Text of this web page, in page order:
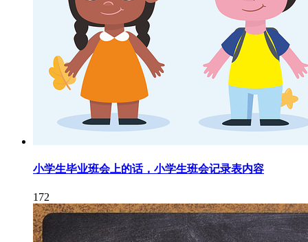
小学生毕业班会上的话，小学生班会记录表内容
172